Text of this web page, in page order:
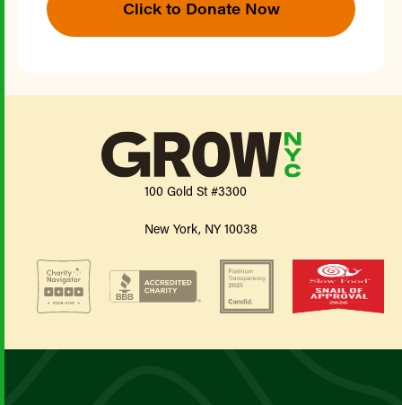
Click to Donate Now
100 Gold St #3300
New York, NY 10038